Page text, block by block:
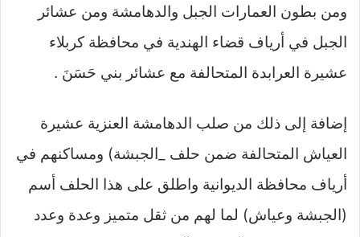
ومن بطون العمارات الجبل والدهامشة ومن عشائر
الجبل في أرياف قضاء الهندية في محافظة كربلاء
عشيرة العرابدة المتحالفة مع عشائر بني حَسَنَ .
إضافة إلى ذلك من صلب الدهامشة العنزية عشيرة
العياش المتحالفة ضمن حلف _الجبشة) ومساكنهم في
أرياف محافظة الديوانية واطلق على هذا الحلف أسم
(الجبشة وعياش) لما لهم من ثقل متميز وعدة وعدد